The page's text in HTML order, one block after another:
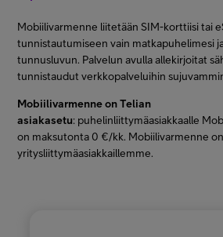
Mobiilivarmenne liitetään SIM-korttiisi tai
tunnistautumiseen vain matkapuhelimesi
tunnusluvun. Palvelun avulla allekirjoitat
tunnistaudut verkkopalveluihin
Mobiilivarmenne on Telian
asiakasetu: puhelinliittymäasiakkaalle
on maksutonta 0 €/kk. Mobiilivarmenne
yritysliittymäasiakkaillemme.